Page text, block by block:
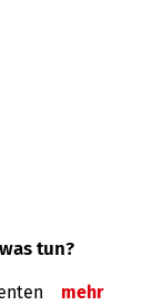
tun?
mehr